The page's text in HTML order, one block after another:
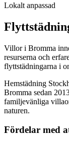
Lokalt anpassad
Villor i Bromma
resurserna och
flyttstädningarna i
Hemstädning
Bromma sedan
familjevänliga
naturen.
Fördelar med